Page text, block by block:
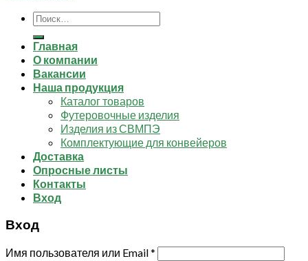
Искать:
Главная
О компании
Вакансии
Наша продукция
Каталог товаров
Футеровочные изделия
Изделия из СВМПЭ
Комплектующие для конвейеров
Доставка
Опросные листы
Контакты
Вход
Вход
Имя пользователя или Email*